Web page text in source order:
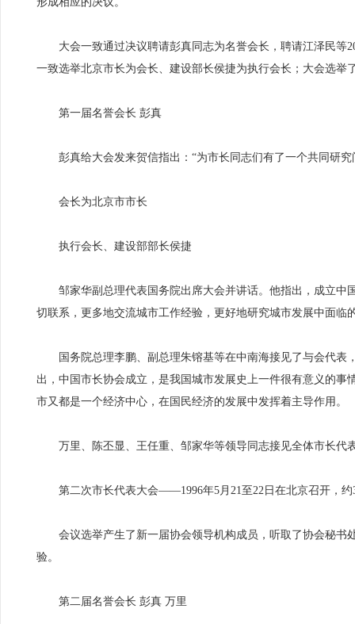
大会一致通过决议聘请彭真同志为名誉会长，聘请江泽民等
一致选举北京市长为会长、建设部长侯捷为执行会长；大会选
第一届名誉会长 彭真
彭真给大会发来贺信指出：“为市长同志们有了一个共同研究
会长为北京市市长
执行会长、建设部部长侯捷
邹家华副总理代表国务院出席大会并讲话。他指出，成立中
切联系，更多地交流城市工作经验，更好地研究城市发展中面
国务院总理李鹏、副总理朱镕基等在中南海接见了与会代表
出，中国市长协会成立，是我国城市发展史上一件很有意义的
市又都是一个经济中心，在国民经济的发展中发挥着主导作用。
万里、陈丕显、王任重、邹家华等领导同志接见全体市长代
第二次市长代表大会——1996年5月21至22日在北京召开，约
会议选举产生了新一届协会领导机构成员，听取了协会秘书
验。
第二届名誉会长 彭真 万里